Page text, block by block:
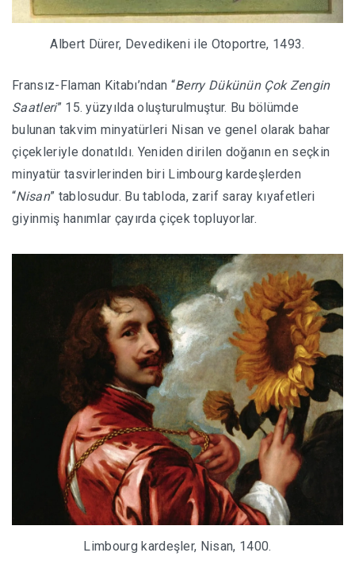
Albert Dürer, Devedikeni ile Otoportre, 1493.
Fransız-Flaman Kitabı’ndan “Berry Dükünün Çok Zengin
Saatleri” 15. yüzyılda oluşturulmuştur. Bu bölümde
bulunan takvim minyatürleri Nisan ve genel olarak bahar
çiçekleriyle donatıldı. Yeniden dirilen doğanın en seçkin
minyatür tasvirlerinden biri Limbourg kardeşlerden
“Nisan” tablosudur. Bu tabloda, zarif saray kıyafetleri
giyinmiş hanımlar çayırda çiçek topluyorlar.
Limbourg kardeşler, Nisan, 1400.